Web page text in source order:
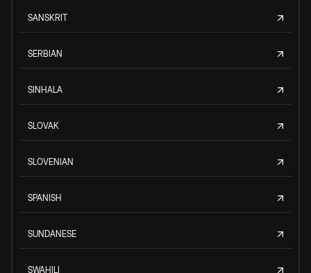
SANSKRIT
SERBIAN
SINHALA
SLOVAK
SLOVENIAN
SPANISH
SUNDANESE
SWAHILI